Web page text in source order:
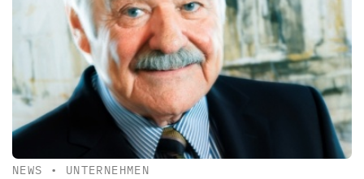
NEWS • UNTERNEHMEN